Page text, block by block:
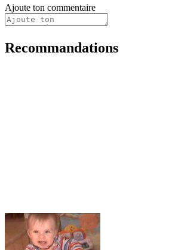
Ajoute ton commentaire
Recommandations